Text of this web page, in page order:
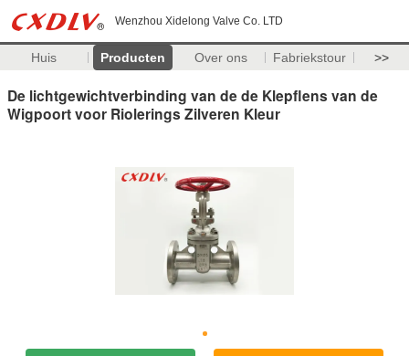
Wenzhou Xidelong Valve Co. LTD
Huis Producten Over ons Fabriekstour >>
De lichtgewichtverbinding van de de Klepflens van de
Wigpoort voor Riolerings Zilveren Kleur